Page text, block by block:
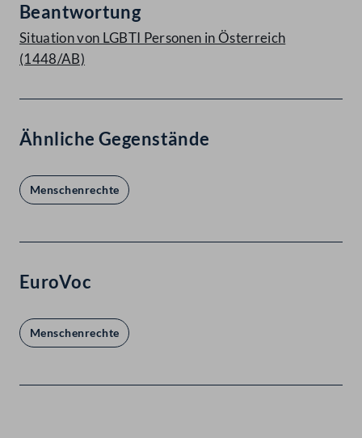
Beantwortung
Situation von LGBTI Personen in Österreich
(1448/AB)
Ähnliche Gegenstände
Menschenrechte
EuroVoc
Menschenrechte